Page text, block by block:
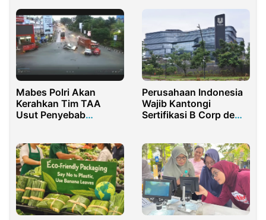
Mabes Polri Akan
Kerahkan Tim TAA
Usut Penyebab
Perusahaan Indonesia
Wajib Kantongi
Sertifikasi B Corp demi